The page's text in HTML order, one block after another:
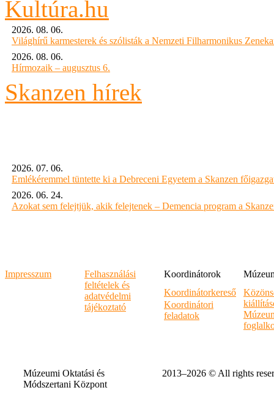
2026. 08. 06.
Világhírű karmesterek és szólisták a Nemzeti Filharmonikus
2026. 08. 06.
Hírmozaik – augusztus 6.
Skanzen hírek
2026. 07. 06.
Emlékéremmel tüntette ki a Debreceni Egyetem a Skanzen
2026. 06. 24.
Azokat sem felejtjük, akik felejtenek – Demencia program a
Impresszum
Felhasználási
feltételek és
adatvédelmi
tájékoztató
Koordinátorok
Koordinátorkereső
Koordinátori
feladatok
Múzeumi Oktatási és
Módszertani Központ
2013–2026 © All rights